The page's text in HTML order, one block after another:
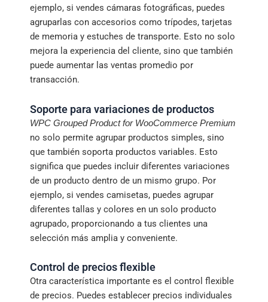
ejemplo, si vendes cámaras fotográficas, puedes
agruparlas con accesorios como trípodes, tarjetas
de memoria y estuches de transporte. Esto no solo
mejora la experiencia del cliente, sino que también
puede aumentar las ventas promedio por
transacción.
Soporte para variaciones de productos
WPC Grouped Product for WooCommerce Premium
no solo permite agrupar productos simples, sino
que también soporta productos variables. Esto
significa que puedes incluir diferentes variaciones
de un producto dentro de un mismo grupo. Por
ejemplo, si vendes camisetas, puedes agrupar
diferentes tallas y colores en un solo producto
agrupado, proporcionando a tus clientes una
selección más amplia y conveniente.
Control de precios flexible
Otra característica importante es el control flexible
de precios. Puedes establecer precios individuales